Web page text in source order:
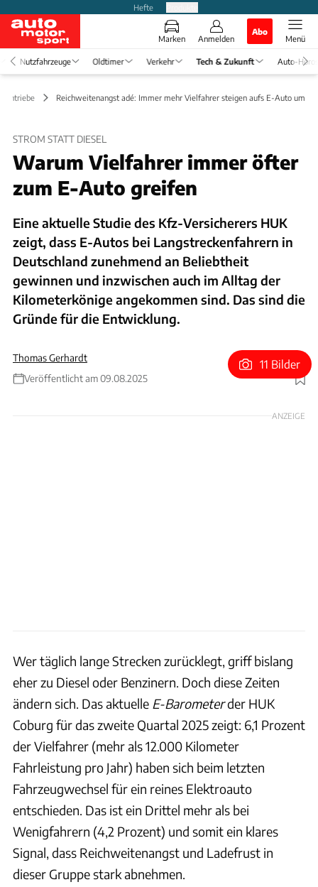
Hefte
Marken Anmelden
Abo
Menü
Nutzfahrzeuge Oldtimer Verkehr Tech & Zukunft Auto-
Antriebe Reichweitenangst adé: Immer mehr Vielfahrer steigen aufs E-Auto um
STROM STATT DIESEL
Warum Vielfahrer immer öfter
zum E-Auto greifen
Eine aktuelle Studie des Kfz-Versicherers HUK
zeigt, dass E-Autos bei Langstreckenfahrern in
Deutschland zunehmend an Beliebtheit
gewinnen und inzwischen auch im Alltag der
Kilometerkönige angekommen sind. Das sind die
Gründe für die Entwicklung.
Thomas Gerhardt
Veröffentlicht am 09.08.2025
Foto: Achim Hartmann
11 Bilder
ANZEIGE
Wer täglich lange Strecken zurücklegt, griff bislang
eher zu Diesel oder Benzinern. Doch diese Zeiten
ändern sich. Das aktuelle E-Barometerder HUK
Coburg für das zweite Quartal 2025 zeigt: 6,1 Prozent
der Vielfahrer (mehr als 12.000 Kilometer
Fahrleistung pro Jahr) haben sich beim letzten
Fahrzeugwechsel für ein reines Elektroauto
entschieden. Das ist ein Drittel mehr als bei
Wenigfahrern (4,2 Prozent) und somit ein klares
Signal, dass Reichweitenangst und Ladefrust in
dieser Gruppe stark abnehmen.